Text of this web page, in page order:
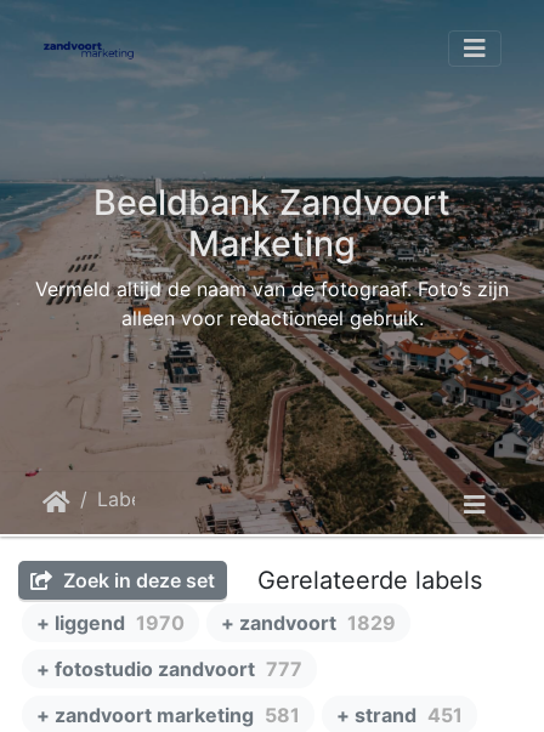
Beeldbank Zandvoort
Marketing
Vermeld altijd de naam van de fotograaf. Foto’s zijn
alleen voor redactioneel gebruik.
Label landscape
Zoek in deze set Gerelateerde labels
+ liggend 1970 + zandvoort 1829
+ fotostudio zandvoort 777
+ zandvoort marketing 581 + strand 451